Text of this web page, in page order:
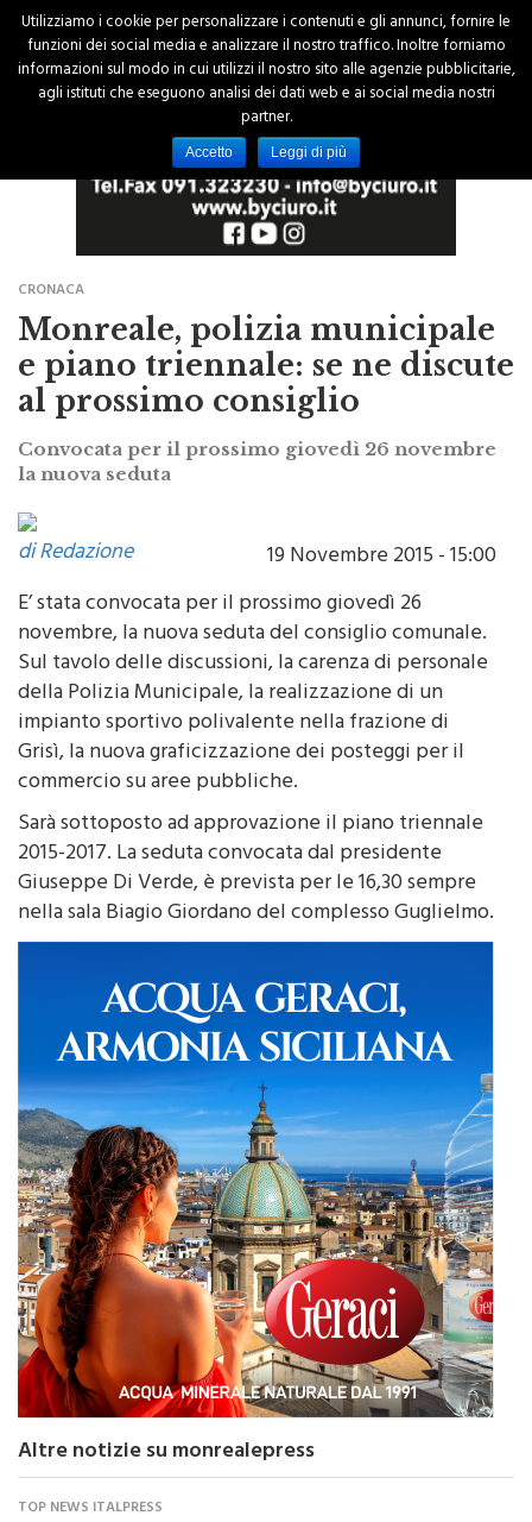
CRONACA
Monreale, polizia municipale
e piano triennale: se ne discute
al prossimo consiglio
Convocata per il prossimo giovedì 26 novembre
la nuova seduta
di Redazione
E’ stata convocata per il prossimo giovedì 26
novembre, la nuova seduta del consiglio comunale.
Sul tavolo delle discussioni, la carenza di personale
della Polizia Municipale, la realizzazione di un
impianto sportivo polivalente nella frazione di
Grisì, la nuova graficizzazione dei posteggi per il
commercio su aree pubbliche.
Sarà sottoposto ad approvazione il piano triennale
2015-2017. La seduta convocata dal presidente
Giuseppe Di Verde, è prevista per le 16,30 sempre
nella sala Biagio Giordano del complesso Guglielmo.
Altre notizie su monrealepress
TOP NEWS ITALPRESS
Meloni “In Europa non c’è spazio per
Utilizziamo i cookie per personalizzare i contenuti e gli annunci, fornire le
funzioni dei social media e analizzare il nostro traffico. Inoltre forniamo
informazioni sul modo in cui utilizzi il nostro sito alle agenzie pubblicitarie,
agli istituti che eseguono analisi dei dati web e ai social media nostri
partner.
Accetto Leggi di più